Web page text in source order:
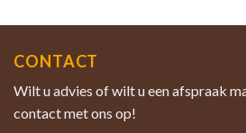
CONTACT
Wilt u advies of wilt u een afspraak
contact met ons op!